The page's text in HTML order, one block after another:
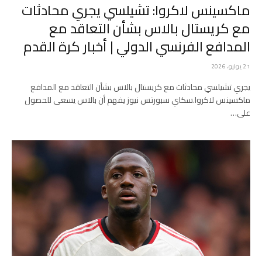
ماكسينس لاكروا: تشيلسي يجري محادثات
مع كريستال بالاس بشأن التعاقد مع
المدافع الفرنسي الدولي | أخبار كرة القدم
21 يوليو، 2026
يجري تشيلسي محادثات مع كريستال بالاس بشأن التعاقد مع المدافع
ماكسينس لاكروا.سكاي سبورتس نيوز يفهم أن بالاس يسعى للحصول
على…